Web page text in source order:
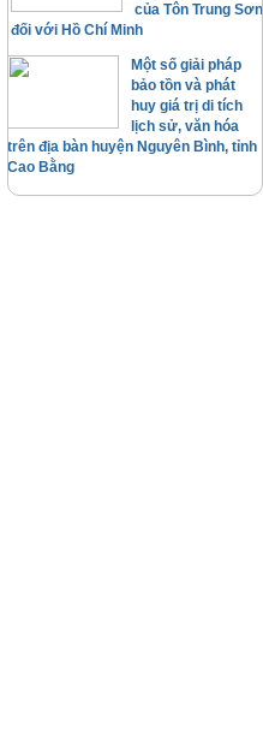
của Tôn Trung Sơn
đối với Hồ Chí Minh
Một số giải pháp
bảo tồn và phát
huy giá trị di tích
lịch sử, văn hóa
trên địa bàn huyện Nguyên Bình, tỉnh
Cao Bằng